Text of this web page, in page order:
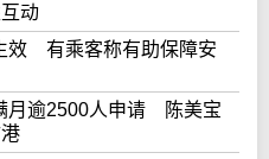
动
效 有乘客称有助保障安
月逾2500人申请 陈美宝